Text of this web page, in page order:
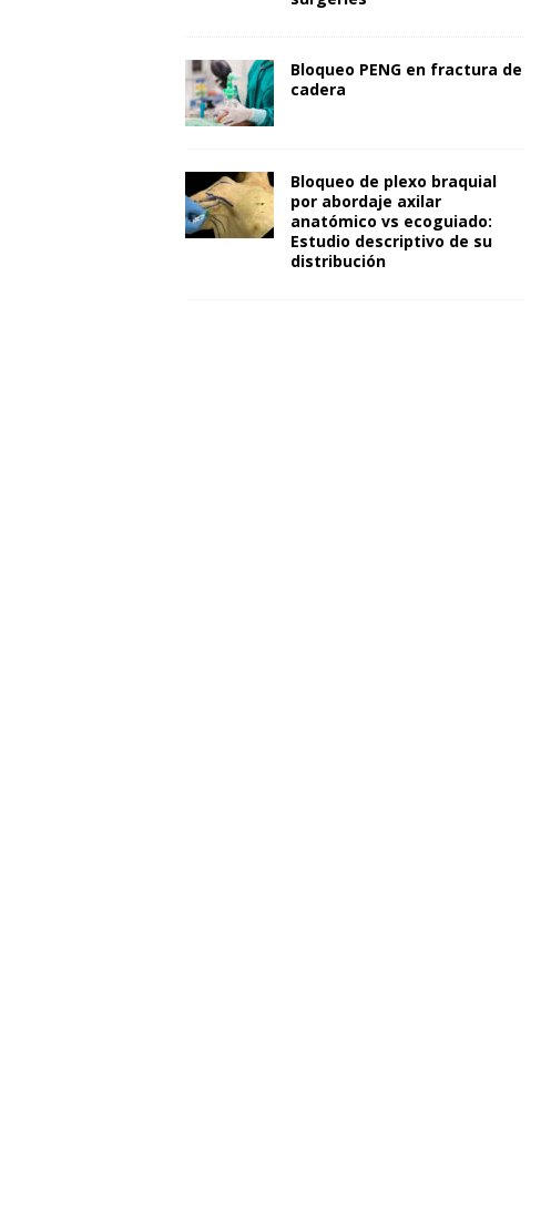
Bloqueo PENG en fractura de
cadera
Bloqueo de plexo braquial
por abordaje axilar
anatómico vs ecoguiado:
Estudio descriptivo de su
distribución